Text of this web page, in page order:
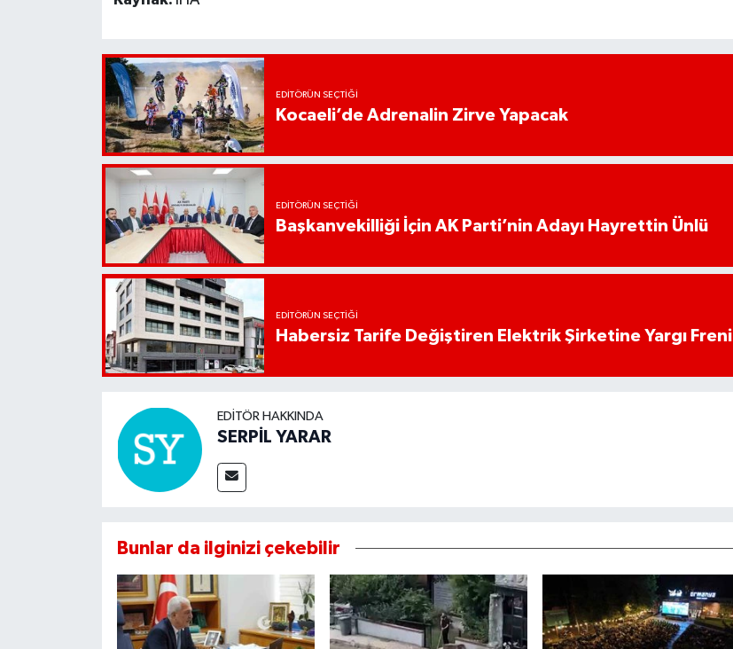
EDITÖRÜN SEÇTIĞI
Kocaeli’de Adrenalin Zirve Yapacak
EDITÖRÜN SEÇTIĞI
Başkanvekilliği İçin AK Parti’nin Adayı Hayrettin Ünlü
EDITÖRÜN SEÇTIĞI
Habersiz Tarife Değiştiren Elektrik Şirketine Yargı Freni
EDITÖR HAKKINDA
SERPİL YARAR
Bunlar da ilginizi çekebilir